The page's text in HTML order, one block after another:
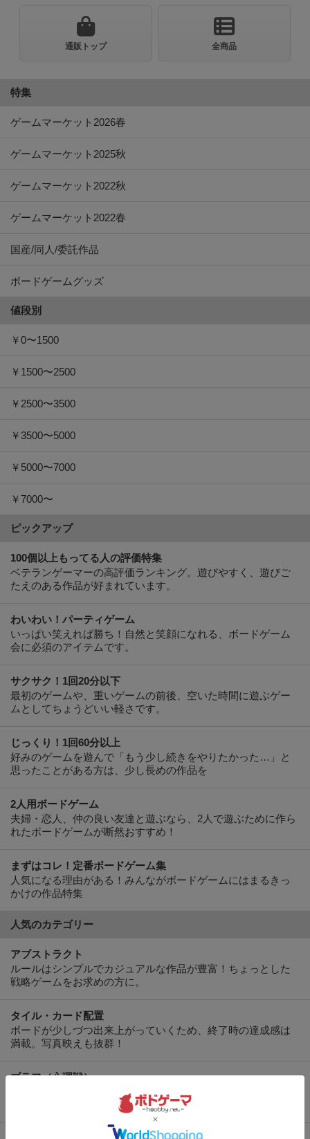
通販トップ 全商品
特集
ゲームマーケット2026春
ゲームマーケット2025秋
ゲームマーケット2022秋
ゲームマーケット2022春
国産/同人/委託作品
ボードゲームグッズ
値段別
￥0〜1500
￥1500〜2500
￥2500〜3500
￥3500〜5000
￥5000〜7000
￥7000〜
ピックアップ
100個以上もってる人の評価特集
ベテランゲーマーの高評価ランキング。遊びやすく、遊びご
たえのある作品が好まれています。
わいわい！パーティゲーム
いっぱい笑えれば勝ち！自然と笑顔になれる、ボードゲーム
会に必須のアイテムです。
サクサク！1回20分以下
最初のゲームや、重いゲームの前後、空いた時間に遊ぶゲー
ムとしてちょうどいい軽さです。
じっくり！1回60分以上
好みのゲームを遊んで「もう少し続きをやりたかった…」と
思ったことがある方は、少し長めの作品を
2人用ボードゲーム
夫婦・恋人、仲の良い友達と遊ぶなら、2人で遊ぶために作ら
れたボードゲームが断然おすすめ！
まずはコレ！定番ボードゲーム集
人気になる理由がある！みんながボードゲームにはまるきっ
かけの作品特集
人気のカテゴリー
アブストラクト
ルールはシンプルでカジュアルな作品が豊富！ちょっとした
戦略ゲームをお求めの方に。
タイル・カード配置
ボードが少しづつ出来上がっていくため、終了時の達成感は
満載。写真映えも抜群！
ブラフ（心理戦）
裏をかいて出し抜くのが気持ちいい！相手の行動パターンを
見極めて「裏の裏」をかこう。